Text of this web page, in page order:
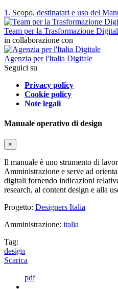
1. Scopo, destinatari e uso del
Team per la Trasformazione
in collaborazione con
Agenzia per l'Italia Digitale
Seguici su
Privacy policy
Cookie policy
Note legali
Manuale operativo di design
×
Il manuale è uno strumento di
Amministrazione e serve ad
digitali fornendo indicazioni
research, al content design e alla
Progetto: Designers Italia
Amministrazione: italia
Tag:
design
Scarica
pdf